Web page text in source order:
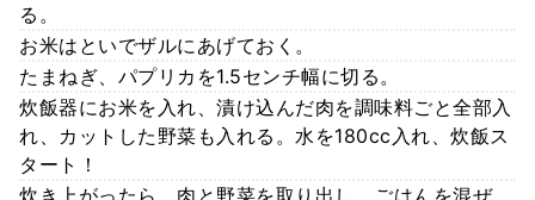
る。
お米はといでザルにあげておく。
たまねぎ、パプリカを1.5センチ幅に切る。
炊飯器にお米を入れ、漬け込んだ肉を調味料ごと全部入
れ、カットした野菜も入れる。水を180cc入れ、炊飯ス
タート！